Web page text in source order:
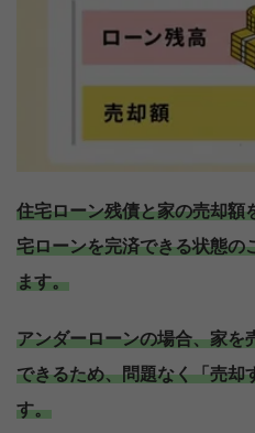
住宅ローン残債と家の売却額
宅ローンを完済できる状態の
ます。
アンダーローンの場合、家を
できるため、問題なく「売却
す。